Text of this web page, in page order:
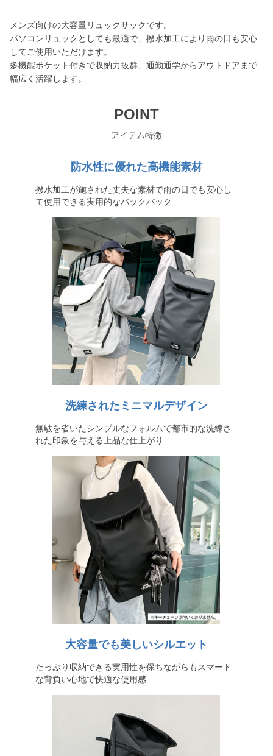
メンズ向けの大容量リュックサックです。
パソコンリュックとしても最適で、撥水加工により雨の日も安心
してご使用いただけます。
多機能ポケット付きで収納力抜群、通勤通学からアウトドアまで
幅広く活躍します。
POINT
アイテム特徴
防水性に優れた高機能素材
撥水加工が施された丈夫な素材で雨の日でも安心し
て使用できる実用的なバックパック
洗練されたミニマルデザイン
無駄を省いたシンプルなフォルムで都市的な洗練さ
れた印象を与える上品な仕上がり
大容量でも美しいシルエット
たっぷり収納できる実用性を保ちながらもスマート
な背負い心地で快適な使用感